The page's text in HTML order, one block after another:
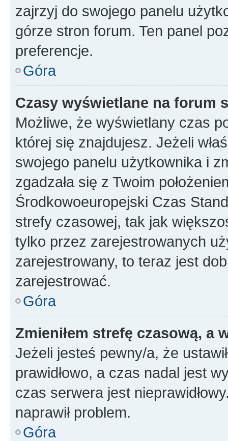
zajrzyj do swojego panelu
górze stron forum. Ten panel
preferencje.
Góra
Czasy wyświetlane na forum
Możliwe, że wyświetlany czas
której się znajdujesz. Jeżeli
swojego panelu użytkownika i
zgadzała się z Twoim
Środkowoeuropejski Czas
strefy czasowej, tak jak
tylko przez zarejestrowanych
zarejestrowany, to teraz jest
zarejestrować.
Góra
Zmieniłem strefę czasową, a
Jeżeli jesteś pewny/a, że
prawidłowo, a czas nadal jest
czas serwera jest
naprawił problem.
Góra